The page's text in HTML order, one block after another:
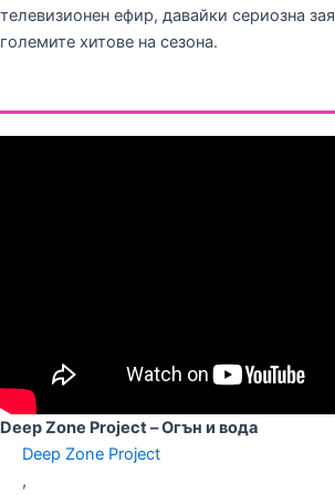
телевизионен ефир, давайки сериозна
големите хитове на сезона.
Deep Zone Project – Огън и вода
Deep Zone Project
,